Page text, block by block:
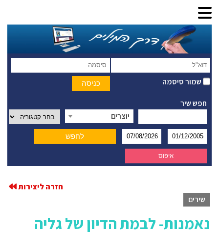
שמור סיסמה
חפש שיר
יוצרים
חזרה ליצירות
שירים
נאמנות- לבמת הדיון של גליה